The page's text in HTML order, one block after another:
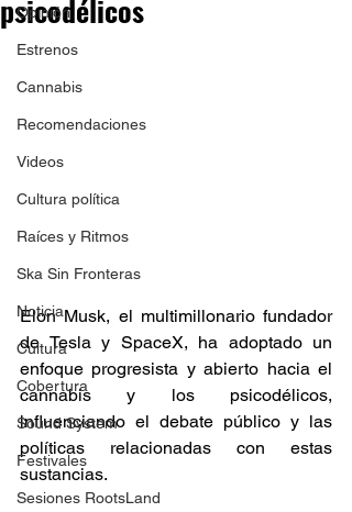
Opinión
Estrenos
Cannabis
Recomendaciones
Videos
Cultura política
Raíces y Ritmos
Ska Sin Fronteras
Noticia
Cultura
Cobertura
Sound System
Festivales
Sesiones RootsLand
psicodélicos
Elon Musk, el multimillonario fundador
de Tesla y SpaceX, ha adoptado un
enfoque progresista y abierto hacia el
cannabis y los psicodélicos,
influenciando el debate público y las
políticas relacionadas con estas
sustancias.